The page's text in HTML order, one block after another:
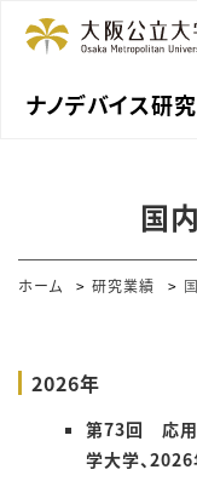
ナノデバイス研
国
ホーム 研究業績
2026年
第73回 応用
学大学、2026